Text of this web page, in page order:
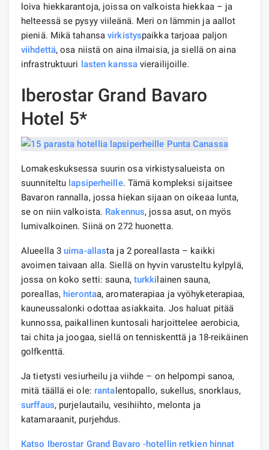
loiva hiekkarantoja, joissa on valkoista hiekkaa – ja
helteessä se pysyy viileänä. Meri on lämmin ja aallot
pieniä. Mikä tahansavirkistyspaikka tarjoaa paljon
viihdettä, osa niistä on aina ilmaisia, ja siellä on aina
infrastruktuuri lasten kanssavierailijoille.
Iberostar Grand Bavaro
Hotel 5*
Lomakeskuksessa suurin osa virkistysalueista on
suunniteltu lapsiperheille. Tämä kompleksi sijaitsee
Bavaron rannalla, jossa hiekan sijaan on oikeaa lunta,
se on niin valkoista. Rakennus, jossa asut, on myös
lumivalkoinen. Siinä on 272 huonetta.
Alueella 3uima-allasta ja 2 poreallasta – kaikki
avoimen taivaan alla. Siellä on hyvin varusteltu kylpylä,
jossa on koko setti: sauna, turkkilainen sauna,
poreallas, hierontaa, aromaterapiaa ja vyöhyketerapiaa,
kauneussalonki odottaa asiakkaita. Jos haluat pitää
kunnossa, paikallinen kuntosali harjoittelee aerobicia,
tai chita ja joogaa, siellä on tenniskenttä ja 18-reikäinen
golfkenttä.
Ja tietysti vesiurheilu ja viihde – on helpompi sanoa,
mitä täällä ei ole: rantalentopallo, sukellus, snorklaus,
surffaus, purjelautailu, vesihiihto, melonta ja
katamaraanit, purjehdus.
Katso Iberostar Grand Bavaro -hotellin retkien hinnat